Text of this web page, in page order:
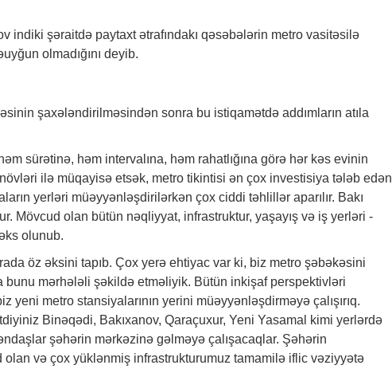
indiki şəraitdə paytaxt ətrafındakı qəsəbələrin metro vasitəsilə
olmadığını deyib.
şaxələndirilməsindən sonra bu istiqamətdə addımların atıla
sürətinə, həm intervalına, həm rahatlığına görə hər kəs evinin
ilə müqayisə etsək, metro tikintisi ən çox investisiya tələb edən
yerləri müəyyənləşdirilərkən çox ciddi təhlillər aparılır. Bakı
Mövcud olan bütün nəqliyyat, infrastruktur, yaşayış və iş yerləri -
olunub.
öz əksini tapıb. Çox yerə ehtiyac var ki, biz metro şəbəkəsini
bunu mərhələli şəkildə etməliyik. Bütün inkişaf perspektivləri
yeni metro stansiyalarının yerini müəyyənləşdirməyə çalışırıq.
Binəqədi, Bakıxanov, Qaraçuxur, Yeni Yasamal kimi yerlərdə
şəhərin mərkəzinə gəlməyə çalışacaqlar. Şəhərin
və çox yüklənmiş infrastrukturumuz tamamilə iflic vəziyyətə